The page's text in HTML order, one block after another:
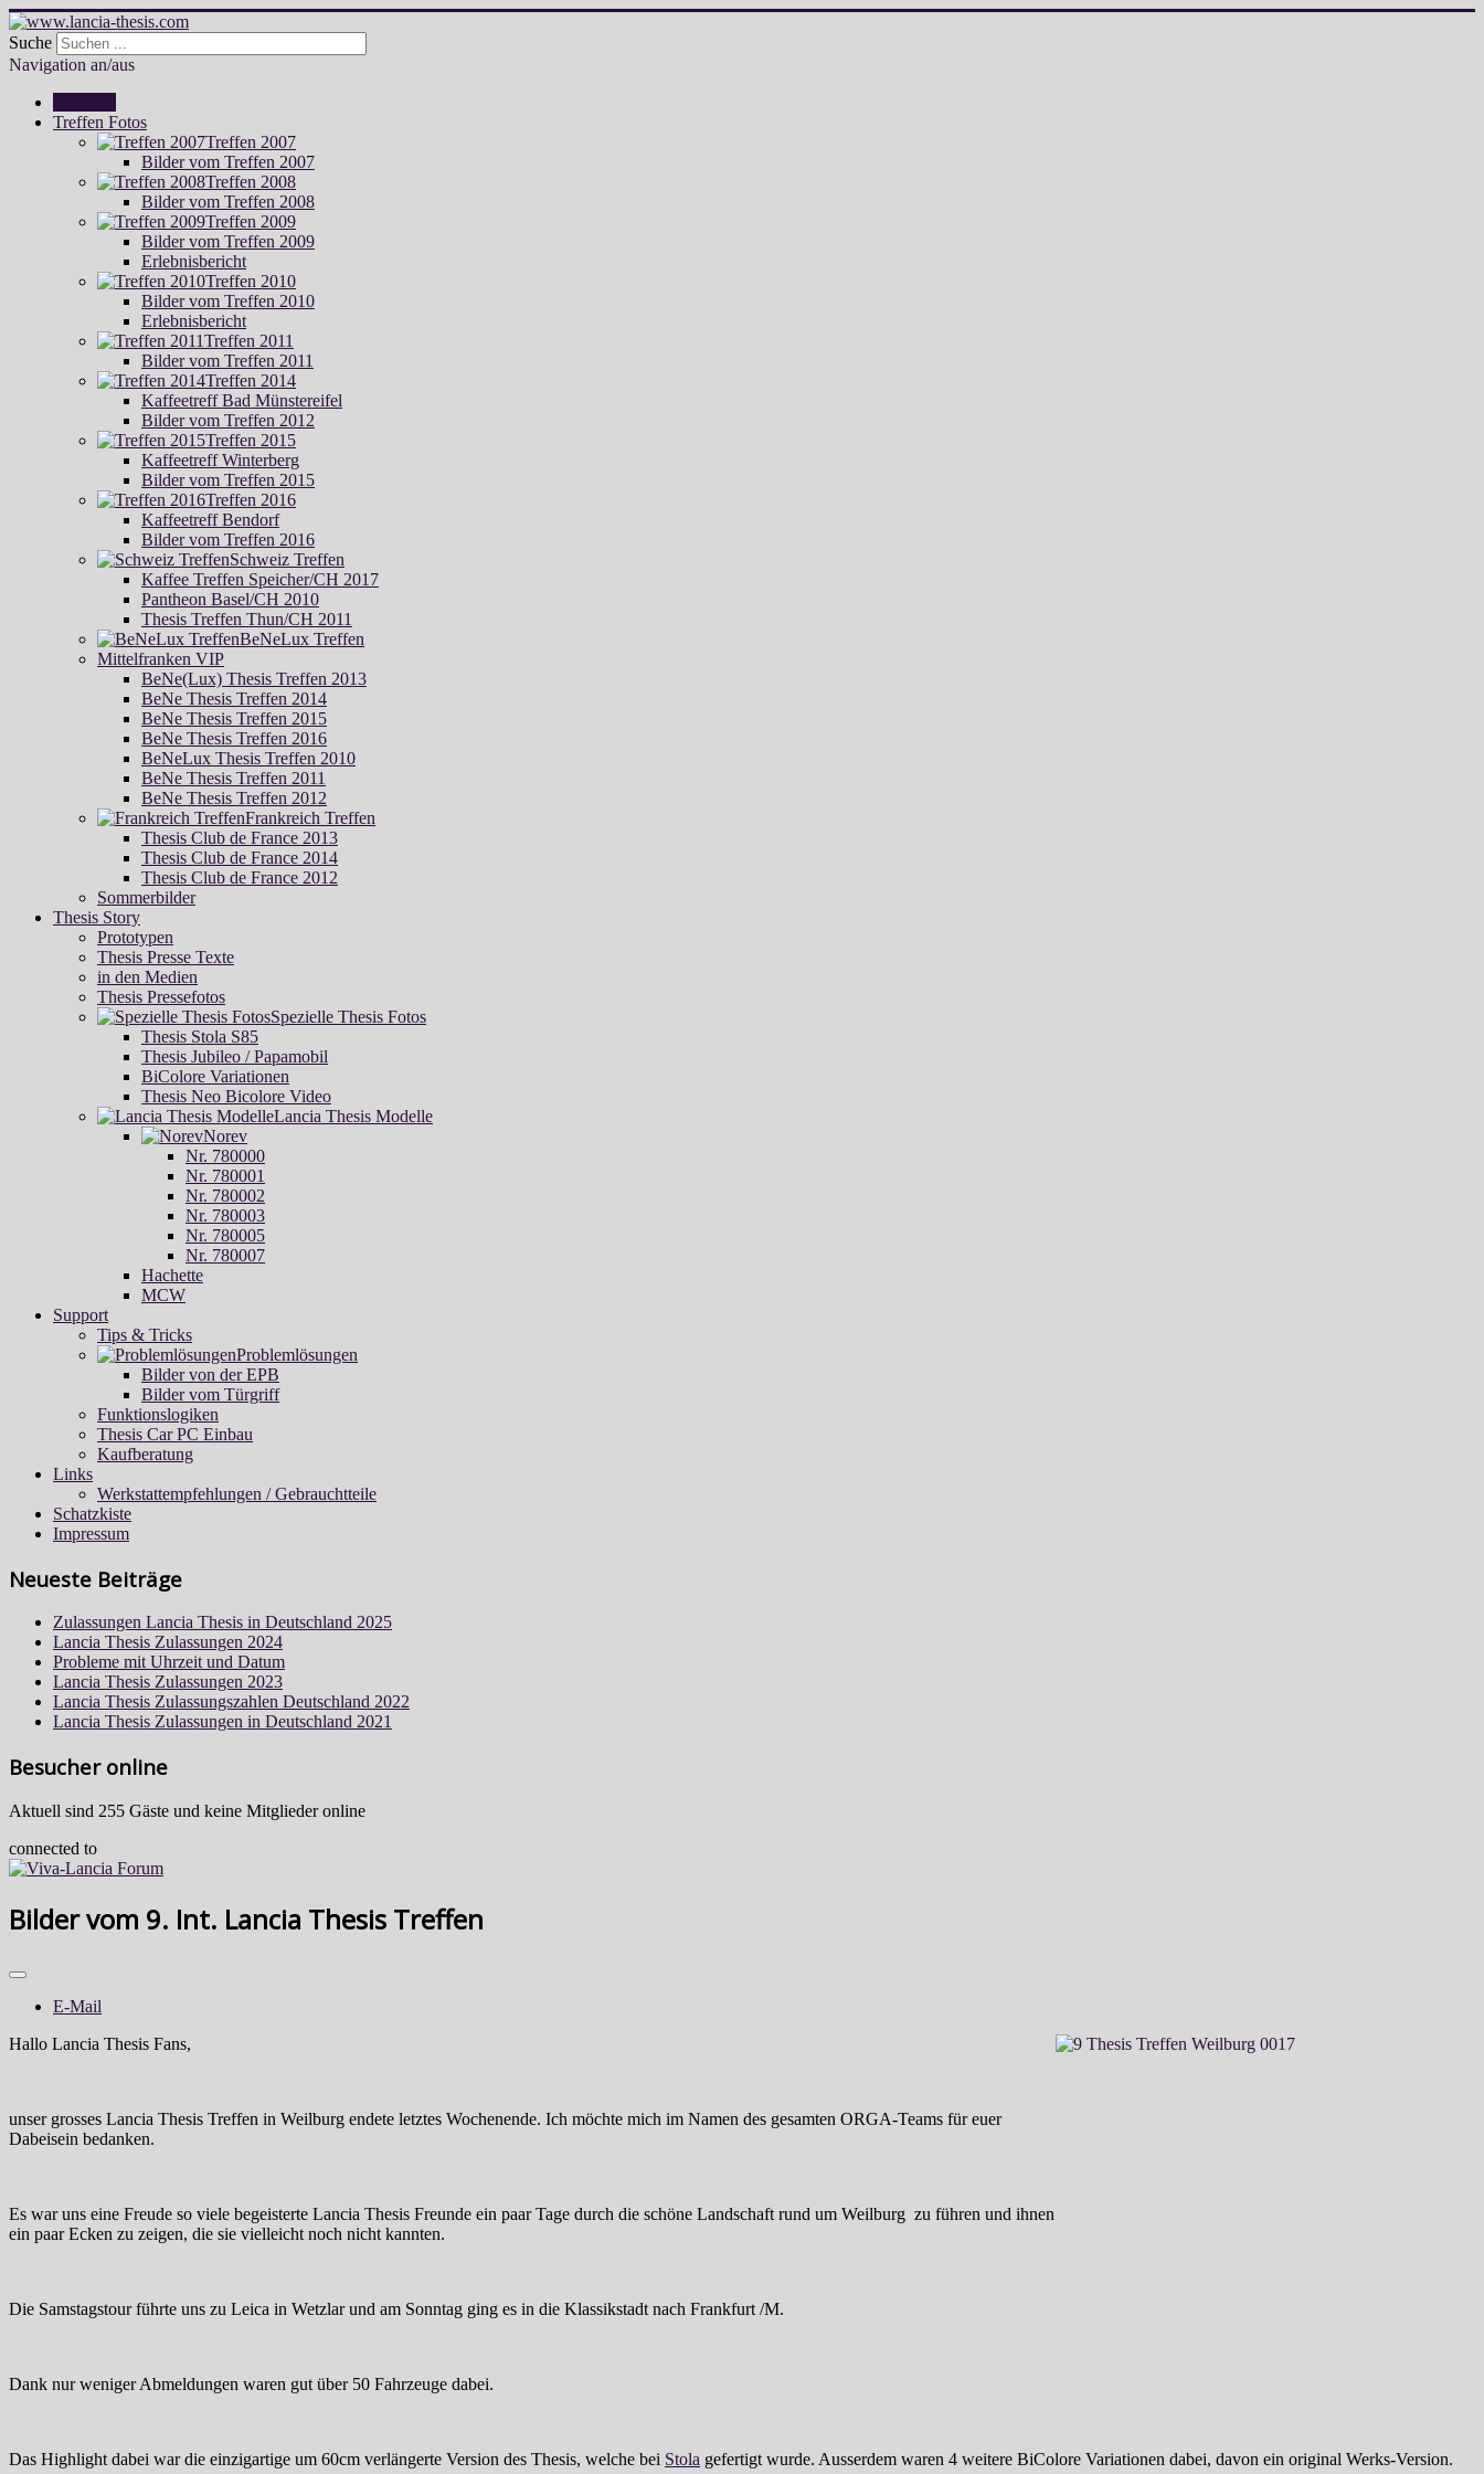
Suche
Navigation an/aus
Treffen Fotos
Treffen 2007
Bilder vom Treffen 2007
Treffen 2008
Bilder vom Treffen 2008
Treffen 2009
Bilder vom Treffen 2009
Erlebnisbericht
Treffen 2010
Bilder vom Treffen 2010
Erlebnisbericht
Treffen 2011
Bilder vom Treffen 2011
Treffen 2014
Kaffeetreff Bad Münstereifel
Bilder vom Treffen 2012
Treffen 2015
Kaffeetreff Winterberg
Bilder vom Treffen 2015
Treffen 2016
Kaffeetreff Bendorf
Bilder vom Treffen 2016
Schweiz Treffen
Kaffee Treffen Speicher/CH 2017
Pantheon Basel/CH 2010
Thesis Treffen Thun/CH 2011
BeNeLux Treffen
Mittelfranken VIP
BeNe(Lux) Thesis Treffen 2013
BeNe Thesis Treffen 2014
BeNe Thesis Treffen 2015
BeNe Thesis Treffen 2016
BeNeLux Thesis Treffen 2010
BeNe Thesis Treffen 2011
BeNe Thesis Treffen 2012
Frankreich Treffen
Thesis Club de France 2013
Thesis Club de France 2014
Thesis Club de France 2012
Sommerbilder
Thesis Story
Prototypen
Thesis Presse Texte
in den Medien
Thesis Pressefotos
Spezielle Thesis Fotos
Thesis Stola S85
Thesis Jubileo / Papamobil
BiColore Variationen
Thesis Neo Bicolore Video
Lancia Thesis Modelle
Norev
Nr. 780000
Nr. 780001
Nr. 780002
Nr. 780003
Nr. 780005
Nr. 780007
Hachette
MCW
Support
Tips & Tricks
Problemlösungen
Bilder von der EPB
Bilder vom Türgriff
Funktionslogiken
Thesis Car PC Einbau
Kaufberatung
Links
Werkstattempfehlungen / Gebrauchtteile
Schatzkiste
Impressum
Neueste Beiträge
Zulassungen Lancia Thesis in Deutschland 2025
Lancia Thesis Zulassungen 2024
Probleme mit Uhrzeit und Datum
Lancia Thesis Zulassungen 2023
Lancia Thesis Zulassungszahlen Deutschland 2022
Lancia Thesis Zulassungen in Deutschland 2021
Besucher online
Aktuell sind 255 Gäste und keine Mitglieder online
connected to
Bilder vom 9. Int. Lancia Thesis Treffen
E-Mail
Hallo Lancia Thesis Fans,
unser grosses Lancia Thesis Treffen in Weilburg endete letztes Wochenende. Ich möchte mich im Namen des gesamten ORGA-Teams für euer
Dabeisein bedanken.
Es war uns eine Freude so viele begeisterte Lancia Thesis Freunde ein paar Tage durch die schöne Landschaft rund um Weilburg zu führen und ihnen
ein paar Ecken zu zeigen, die sie vielleicht noch nicht kannten.
Die Samstagstour führte uns zu Leica in Wetzlar und am Sonntag ging es in die Klassikstadt nach Frankfurt /M.
Dank nur weniger Abmeldungen waren gut über 50 Fahrzeuge dabei.
Das Highlight dabei war die einzigartige um 60cm verlängerte Version des Thesis, welche bei Stola gefertigt wurde. Ausserdem waren 4 weitere BiColore Variationen dabei, davon ein original Werks-Version.